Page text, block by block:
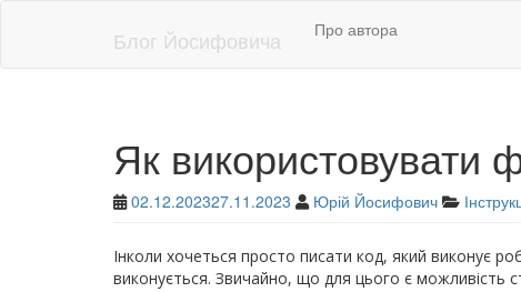
Блог Йосифовича Про автора
Як використовувати
02.12.202327.11.2023 Юрій Йосифович
Інколи хочеться просто писати код, який виконує
виконується. Звичайно, що для цього є можливість